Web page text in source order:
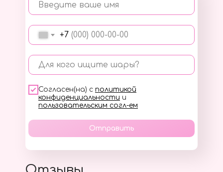
Введите ваше имя
+7
Для кого ищите шары?
Согласен(на) с политикой
конфиденциальности и
пользовательским согл-ем
Отправить